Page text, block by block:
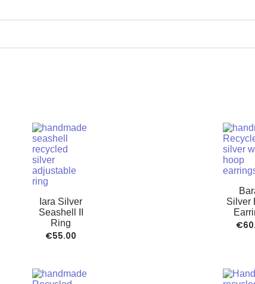
Iara Silver
Seashell II
Ring
€55.00
Silver
€